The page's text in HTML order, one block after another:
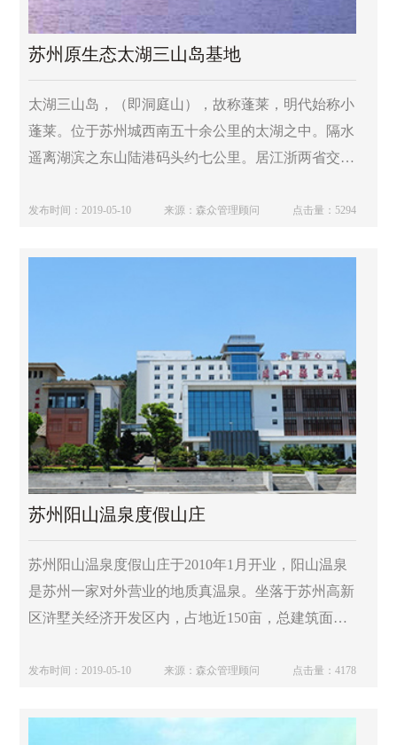
苏州原生态太湖三山岛基地
太湖三山岛，（即洞庭山），故称蓬莱，明代始称小
蓬莱。位于苏州城西南五十余公里的太湖之中。隔水
遥离湖滨之东山陆港码头约七公里。居江浙两省交
故有：“吴王在道时，俗称三山门。”
发布时间：2019-05-10 来源：森众管理顾问 点击量：5294
苏州阳山温泉度假山庄
苏州阳山温泉度假山庄于2010年1月开业，阳山温泉
是苏州一家对外营业的地质真温泉。坐落于苏州高新
区浒墅关经济开发区内，占地近150亩，总建筑面积
马涧风景区，太湖湿地公园附近。
发布时间：2019-05-10 来源：森众管理顾问 点击量：4178